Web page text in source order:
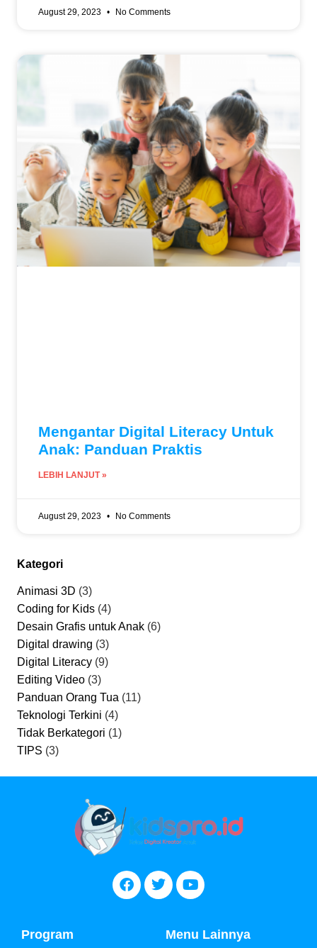
August 29, 2023 No Comments
Mengantar Digital Literacy Untuk
Anak: Panduan Praktis
LEBIH LANJUT »
August 29, 2023 No Comments
Kategori
Animasi 3D (3)
Coding for Kids (4)
Desain Grafis untuk Anak (6)
Digital drawing (3)
Digital Literacy (9)
Editing Video (3)
Panduan Orang Tua (11)
Teknologi Terkini (4)
Tidak Berkategori (1)
TIPS (3)
Program Menu Lainnya